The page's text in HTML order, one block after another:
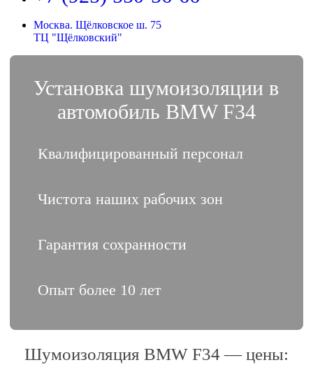
Москва. Щёлковское ш. 75
ТЦ "Щёлковский"
Установка шумоизоляции в
автомобиль BMW F34
Квалифицированный персонал
Чистота наших рабочих зон
Гарантия сохранности
Опыт более 10 лет
Шумоизоляция BMW F34 — цены: